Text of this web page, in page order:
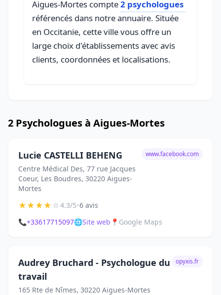
Aigues-Mortes compte2 psychologues
référencés dans notre annuaire. Située
en Occitanie, cette ville vous offre un
large choix d'établissements avec avis
clients, coordonnées et localisations.
2 Psychologues à Aigues-Mortes
Lucie CASTELLI BEHENG
Centre Médical Des, 77 rue Jacques
Coeur, Les Boudres, 30220 Aigues-
Mortes
www.facebook.com
★★★★☆4.3/5•6 avis
📞+33617715097🌐Site web 📍 Google Maps
Audrey Bruchard - Psychologue du
travail
165 Rte de Nîmes, 30220 Aigues-Mortes
opyxis.fr